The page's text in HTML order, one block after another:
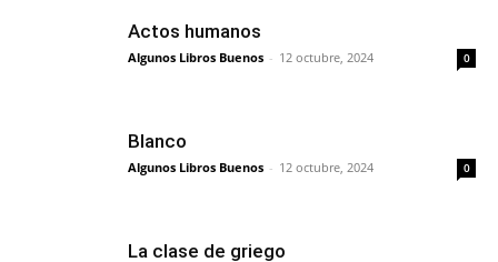
Actos humanos
Algunos Libros Buenos - 12 octubre, 2024 0
Blanco
Algunos Libros Buenos - 12 octubre, 2024 0
La clase de griego